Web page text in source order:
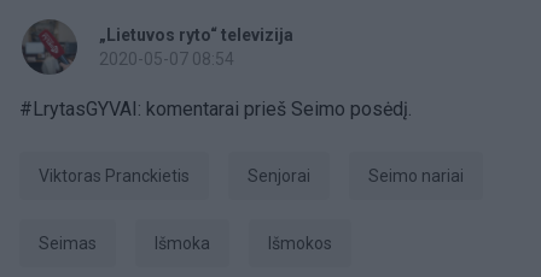
„Lietuvos ryto“ televizija
2020-05-07 08:54
#LrytasGYVAI: komentarai prieš Seimo posėdį.
Viktoras Pranckietis senjorai Seimo nariai
Seimas išmoka išmokos